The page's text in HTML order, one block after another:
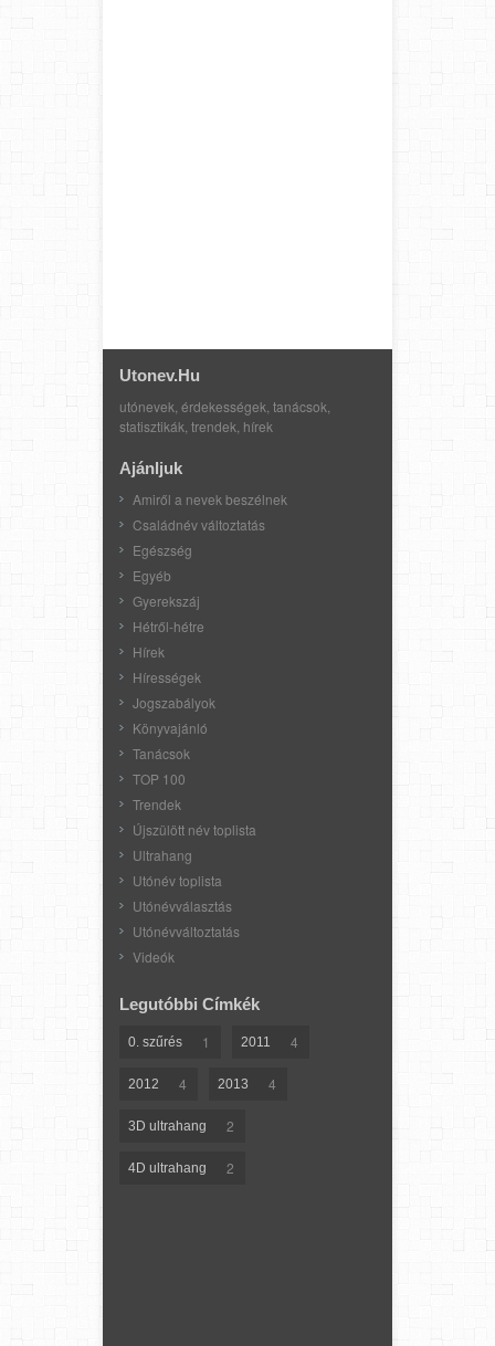
Utonev.hu
utónevek, érdekességek, tanácsok,
statisztikák, trendek, hírek
Ajánljuk
Amiről a nevek beszélnek
Családnév változtatás
Egészség
Egyéb
Gyerekszáj
Hétről-hétre
Hírek
Hírességek
Jogszabályok
Könyvajánló
Tanácsok
TOP 100
Trendek
Újszülött név toplista
Ultrahang
Utónév toplista
Utónévválasztás
Utónévváltoztatás
Videók
Legutóbbi Címkék
0. szűrés 1 2011 4
2012 4 2013 4
3D ultrahang 2
4D ultrahang 2